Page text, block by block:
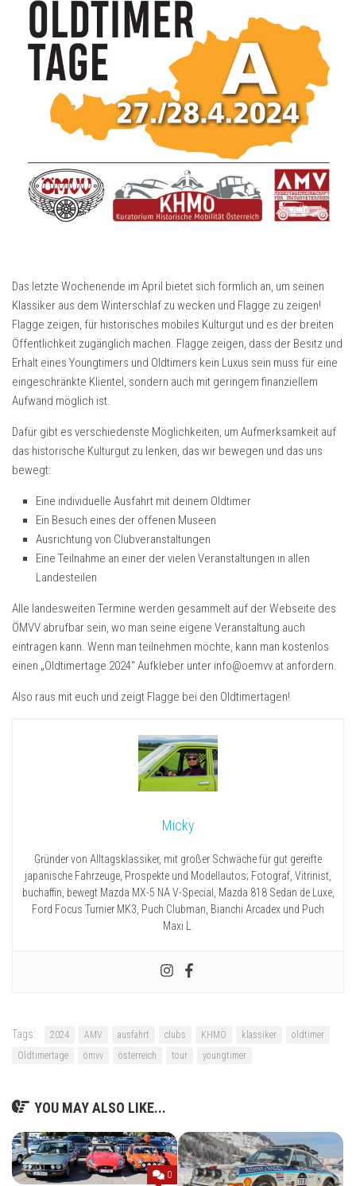
Das letzte Wochenende im April bietet sich förmlich an, um seinen
Klassiker aus dem Winterschlaf zu wecken und Flagge zu zeigen!
Flagge zeigen, für historisches mobiles Kulturgut und es der breiten
Öffentlichkeit zugänglich machen. Flagge zeigen, dass der Besitz und
Erhalt eines Youngtimers und Oldtimers kein Luxus sein muss für eine
eingeschränkte Klientel, sondern auch mit geringem finanziellem
Aufwand möglich ist.
Dafür gibt es verschiedenste Möglichkeiten, um Aufmerksamkeit auf
das historische Kulturgut zu lenken, das wir bewegen und das uns
bewegt:
Eine individuelle Ausfahrt mit deinem Oldtimer
Ein Besuch eines der offenen Museen
Ausrichtung von Clubveranstaltungen
Eine Teilnahme an einer der vielen Veranstaltungen in allen
Landesteilen
Alle landesweiten Termine werden gesammelt auf der Webseite des
ÖMVV abrufbar sein, wo man seine eigene Veranstaltung auch
eintragen kann. Wenn man teilnehmen möchte, kann man kostenlos
einen „Oldtimertage 2024“ Aufkleber unter info@oemvv.at anfordern.
Also raus mit euch und zeigt Flagge bei den Oldtimertagen!
Micky
Gründer von Alltagsklassiker, mit großer Schwäche für gut gereifte
japanische Fahrzeuge, Prospekte und Modellautos; Fotograf, Vitrinist,
buchaffin, bewegt Mazda MX-5 NA V-Special, Mazda 818 Sedan de Luxe,
Ford Focus Turnier MK3, Puch Clubman, Bianchi Arcadex und Puch
Maxi L.
Tags: 2024 AMV ausfahrt clubs KHMÖ klassiker
oldtimer
Oldtimertage
ömvv österreich tour youngtimer
YOU MAY ALSO LIKE...
0